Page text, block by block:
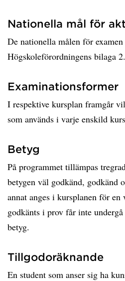
Nationella mål för
De nationella målen för
Högskoleförordningens bilaga 2.
Examinationsformer
I respektive kursplan framgår
som används i varje enskild
Betyg
På programmet tillämpas
betygen väl godkänd, godkänd
annat anges i kursplanen för en
godkänts i prov får inte
betyg.
Tillgodoräknande
En student som anser sig ha